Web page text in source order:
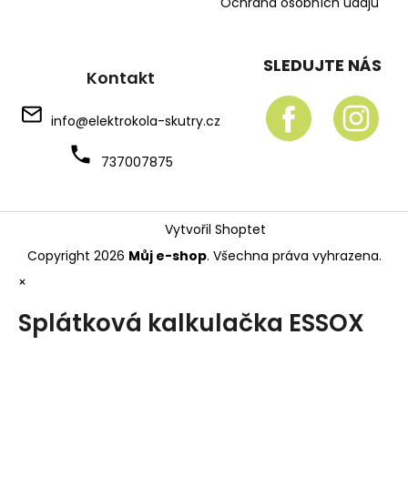
Kontakt
info@elektrokola-skutry.cz
737007875
SLEDUJTE NÁS
Vytvořil Shoptet
Copyright 2026 Můj e-shop. Všechna práva vyhrazena.
×
Splátková kalkulačka ESSOX